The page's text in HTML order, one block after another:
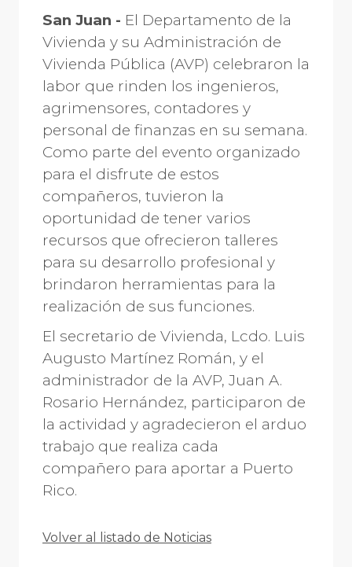
San Juan - El Departamento de la
Vivienda y su Administración de
Vivienda Pública (AVP) celebraron la
labor que rinden los ingenieros,
agrimensores, contadores y
personal de finanzas en su semana.
Como parte del evento organizado
para el disfrute de estos
compañeros, tuvieron la
oportunidad de tener varios
recursos que ofrecieron talleres
para su desarrollo profesional y
brindaron herramientas para la
realización de sus funciones.
El secretario de Vivienda, Lcdo. Luis
Augusto Martínez Román, y el
administrador de la AVP, Juan A.
Rosario Hernández, participaron de
la actividad y agradecieron el arduo
trabajo que realiza cada
compañero para aportar a Puerto
Rico.
Volver al listado de Noticias